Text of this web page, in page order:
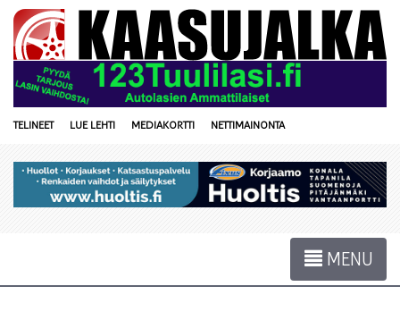
TELINEET LUE LEHTI MEDIAKORTTI NETTIMAINONTA
MENU